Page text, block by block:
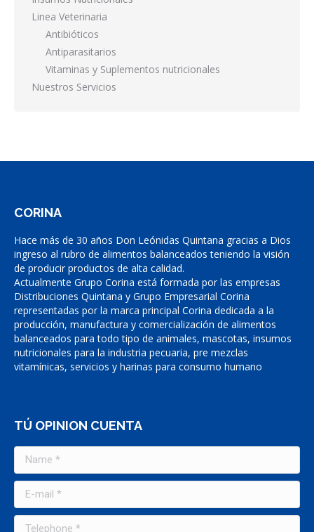
Linea Veterinaria
Antibióticos
Antiparasitarios
Vitaminas y Suplementos nutricionales
Nuestros Servicios
CORINA
Hace más de 30 años Don Leónidas Quintana gracias a Dios
ingreso al rubro de alimentos balanceados teniendo la visión
de producir productos de alta calidad.
Actualmente Grupo Corina está formada por las empresas
Distribuciones Quintana y Grupo Empresarial Corina
representadas por la marca principal Corina dedicada a la
producción, manufactura y comercialización de alimentos
balanceados para todo tipo de animales, mascotas, insumos
nutricionales para la industria pecuaria, pre mezclas
vitamínicas, servicios y harinas para consumo humano
TÚ OPINION CUENTA
Name *
E-mail *
Telephone *